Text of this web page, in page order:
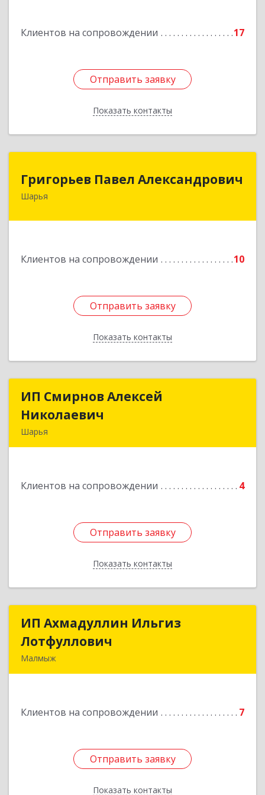
Клиентов на сопровождении 17
Отправить заявку
Показать контакты
Отправить заявку
Назад
Григорьев Павел Александрович
Шарья
Клиентов на сопровождении 10
Отправить заявку
Показать контакты
157505, Костромская область, город Шарья,
Отправить заявку
Назад
ИП Смирнов Алексей
Николаевич
Шарья
Клиентов на сопровождении 4
Отправить заявку
Показать контакты
ИП Смирнов Алексей
Отправить заявку
Назад
ИП Ахмадуллин Ильгиз
Лотфуллович
Малмыж
Клиентов на сопровождении 7
Отправить заявку
Показать контакты
ИП Ахмадуллин Ильгиз
Подробнее
Отправить заявку
Назад